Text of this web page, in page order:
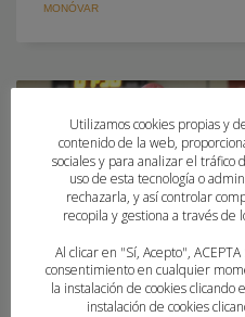
MONÓVAR
Utilizamos cookies propias y
contenido de la web,
sociales y para analizar el
uso de esta tecnología o
rechazarla, y así controlar
recopila y gestiona a través de
Al clicar en "Sí, Acepto",
consentimiento en cualquier
la instalación de cookies clicando
instalación de cookies